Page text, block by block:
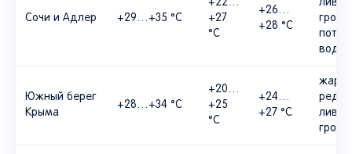
Сочи и Адлер +29…+35 °C
+22…
+27
°C
+26…
+28 °C
грозы,
воды
Южный берег
Крыма
+28…+34 °C
+20…
+25
°C
+24…
+27 °C
жара,
грозы